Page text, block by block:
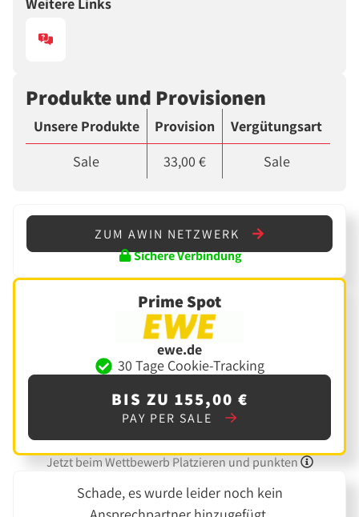
Weitere Links
Produkte und Provisionen
Unsere Produkte Provision
Vergütungsart
Sale
33,00 € Sale
ZUM AWIN NETZWERK
Sichere Verbindung
Prime Spot
ewe.de
30 Tage Cookie-Tracking
BIS ZU 155,00 €
PAY PER SALE
Jetzt beim Wettbewerb Platzieren und punkten
Schade, es wurde leider noch kein